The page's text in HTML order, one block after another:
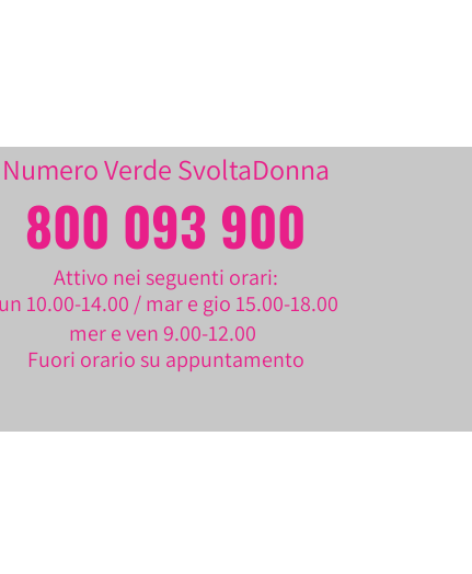
Numero Verde SvoltaDonna
800 093 900
Attivo nei seguenti orari:
10.00-14.00 / mar e gio 15.00-18.00
mer e ven 9.00-12.00
Fuori orario su appuntamento